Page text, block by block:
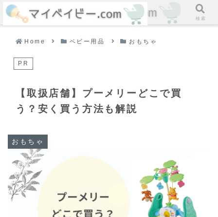
Home ベビー用品 おもちゃ
PR
【取扱店舗】プーメリーどこで買
う？安く買う方法も解説
おもちゃ
ホーム 検索